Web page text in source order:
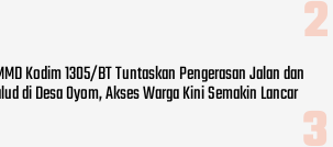
Kodim 1305/BT Tuntaskan Pengerasan Jalan dan
di Desa Oyom, Akses Warga Kini Semakin Lancar